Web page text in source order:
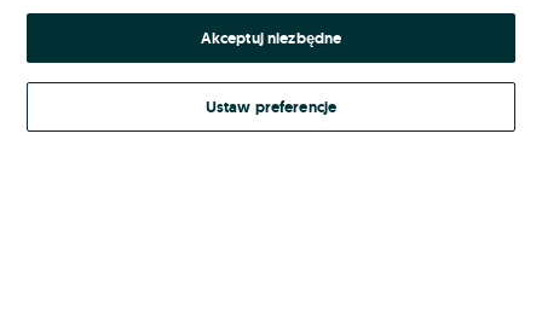
Zaloguj się
Kontynuując za pośrednictwem jednego z dostawców wskazanych powyżej,
Regulamin serwisuOLX.pl w jego aktualnym brzmieniu.
Akceptuj niezbędne
Ustaw preferencje